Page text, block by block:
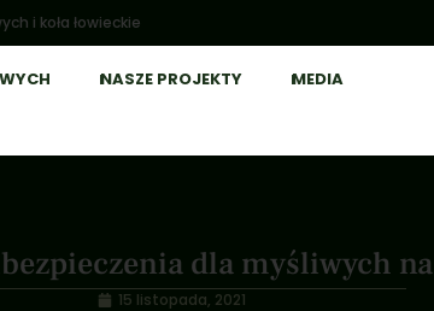
i koła łowieckie
NASZE PROJEKTY
MEDIA
dla myśliwych
15 listopada, 2021